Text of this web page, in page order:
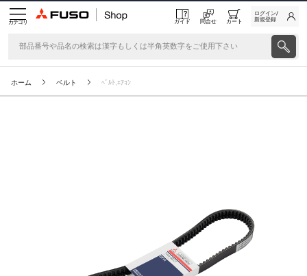
カテゴリ ガイド 問合せ カート
ログイン/
新規登録
ホーム ベルト ﾍﾞﾙﾄ,ｴｱｺﾝ